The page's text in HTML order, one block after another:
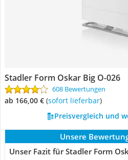
Stadler Form Oskar Big O-026
608 Bewertungen
ab 166,00 € ( Sofort lieferbar)
Preisvergleich und
Unsere
Unser Fazit für Stadler Form